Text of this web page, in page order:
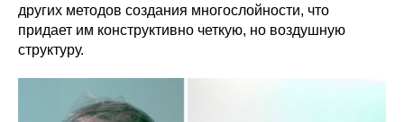
других методов создания многослойности, что
придает им конструктивно четкую, но воздушную
структуру.